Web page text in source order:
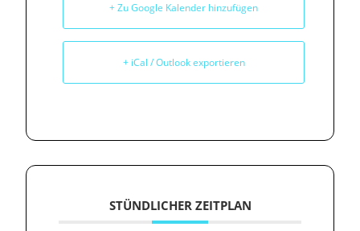
+ Zu Google Kalender hinzufügen
+ iCal / Outlook exportieren
STÜNDLICHER ZEITPLAN